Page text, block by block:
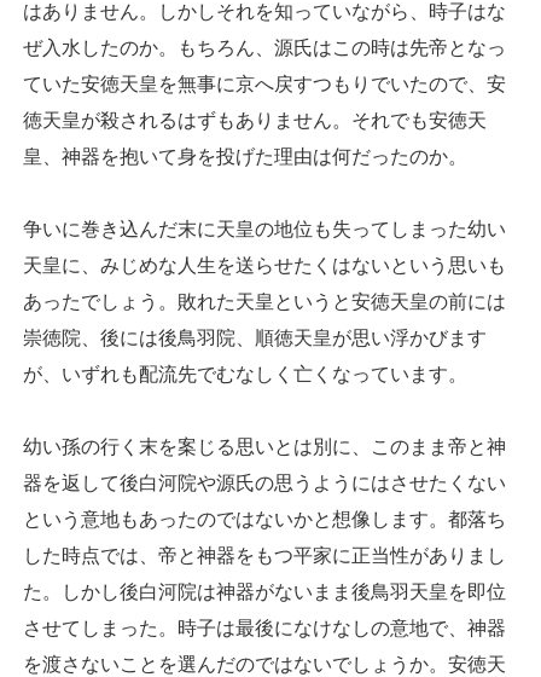
はありません。しかしそれを知っていながら、時子はな
ぜ入水したのか。もちろん、源氏はこの時は先帝となっ
ていた安徳天皇を無事に京へ戻すつもりでいたので、安
徳天皇が殺されるはずもありません。それでも安徳天
皇、神器を抱いて身を投げた理由は何だったのか。
争いに巻き込んだ末に天皇の地位も失ってしまった幼い
天皇に、みじめな人生を送らせたくはないという思いも
あったでしょう。敗れた天皇というと安徳天皇の前には
崇徳院、後には後鳥羽院、順徳天皇が思い浮かびます
が、いずれも配流先でむなしく亡くなっています。
幼い孫の行く末を案じる思いとは別に、このまま帝と神
器を返して後白河院や源氏の思うようにはさせたくない
という意地もあったのではないかと想像します。都落ち
した時点では、帝と神器をもつ平家に正当性がありまし
た。しかし後白河院は神器がないまま後鳥羽天皇を即位
させてしまった。時子は最後になけなしの意地で、神器
を渡さないことを選んだのではないでしょうか。安徳天